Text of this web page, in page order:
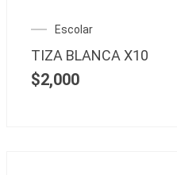
Escolar
TIZA BLANCA X10
$2,000